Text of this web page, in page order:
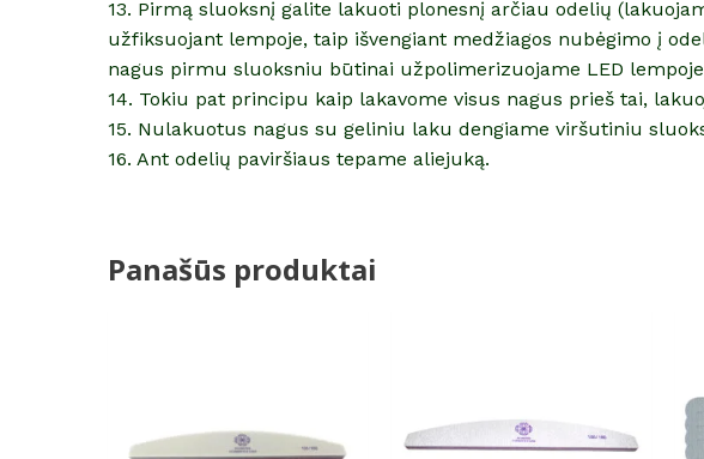
13. Pirmą sluoksnį galite lakuoti plonesnį arčiau odelių
užfiksuojant lempoje, taip išvengiant medžiagos nubėgimo į
nagus pirmu sluoksniu būtinai užpolimerizuojame LED
14. Tokiu pat principu kaip lakavome visus nagus prieš tai,
15. Nulakuotus nagus su geliniu laku dengiame viršutiniu
16. Ant odelių paviršiaus tepame aliejuką.
Panašūs produktai